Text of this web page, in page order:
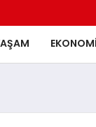
EKONOMI